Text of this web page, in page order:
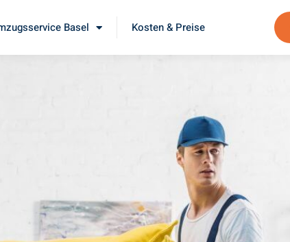
Basel Kosten & Preise